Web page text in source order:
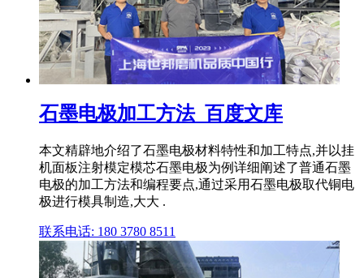
石墨电极加工方法_百度文库
本文精辟地介绍了石墨电极材料特性和加工特点,并以挂
机面板注射模定模芯石墨电极为例详细阐述了普通石墨
电极的加工方法和编程要点,通过采用石墨电极取代铜电
极进行模具制造,大大 .
联系电话: 180 3780 8511